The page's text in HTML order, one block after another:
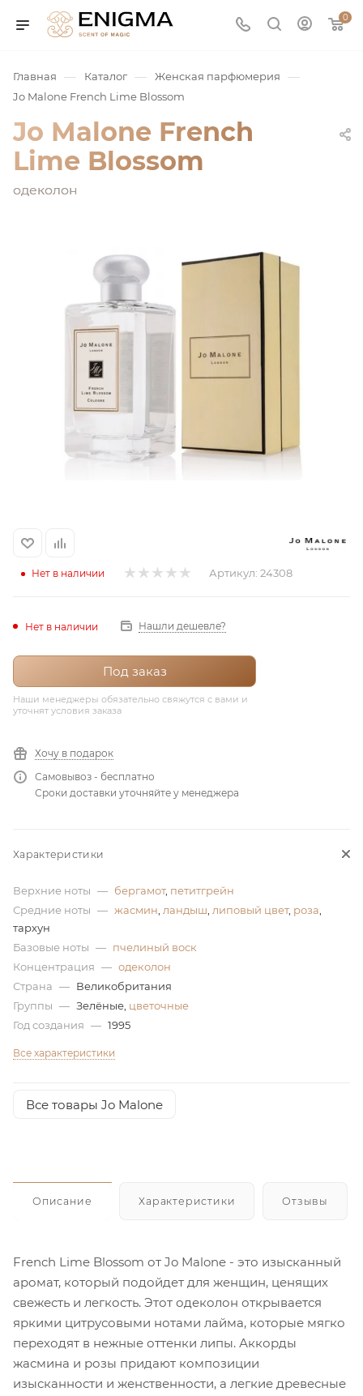
0
Главная — Каталог — Женская парфюмерия —
Jo Malone French Lime Blossom
Jo Malone French
Lime Blossom
одеколон
Нет в наличии Артикул: 24308
Нет в наличии Нашли дешевле?
Под заказ
Наши менеджеры обязательно свяжутся с вами и
уточнят условия заказа
Хочу в подарок
Самовывоз - бесплатно
Сроки доставки уточняйте у менеджера
Характеристики
Верхние ноты — бергамот, петитгрейн
Средние ноты — жасмин ландыш липовый цвет, роза
тархун
Базовые ноты — пчелиный воск
Концентрация — одеколон
Страна — Великобритания
Группы — Зелёные, цветочные
Год создания — 1995
Все характеристики
Все товары Jo Malone
Описание Характеристики Отзывы
French Lime Blossom от Jo Malone - это изысканный
аромат, который подойдет для женщин, ценящих
свежесть и легкость. Этот одеколон открывается
яркими цитрусовыми нотами лайма, которые мягко
переходят в нежные оттенки липы. Аккорды
жасмина и розы придают композиции
изысканности и женственности, а легкие древесные